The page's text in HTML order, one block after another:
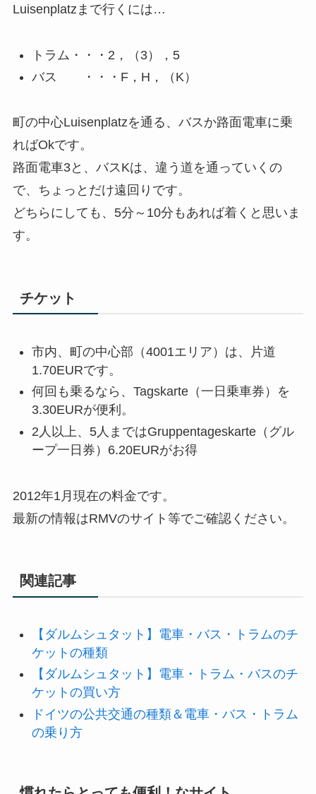
Luisenplatzまで行くには…
トラム・・・2，（3），5
バス ・・・F，H，（K）
町の中心Luisenplatzを通る、バスか路面電車に乗
ればOkです。
路面電車3と、バスKは、違う道を通っていくの
で、ちょっとだけ遠回りです。
どちらにしても、5分～10分もあれば着くと思いま
す。
チケット
市内、町の中心部（4001エリア）は、片道
1.70EURです。
何回も乗るなら、Tagskarte（一日乗車券）を
3.30EURが便利。
2人以上、5人まではGruppentageskarte（グル
ープ一日券）6.20EURがお得
2012年1月現在の料金です。
最新の情報はRMVのサイト等でご確認ください。
関連記事
【ダルムシュタット】電車・バス・トラムのチ
ケットの種類
【ダルムシュタット】電車・トラム・バスのチ
ケットの買い方
ドイツの公共交通の種類＆電車・バス・トラム
の乗り方